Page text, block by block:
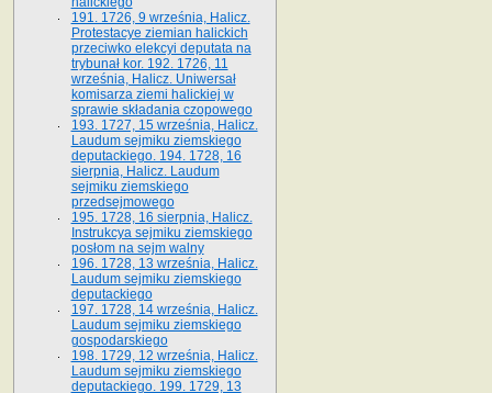
191. 1726, 9 września, Halicz.
Protestacye ziemian halickich
przeciwko elekcyi deputata na
trybunał kor. 192. 1726, 11
września, Halicz. Uniwersał
komisarza ziemi halickiej w
sprawie składania czopowego
193. 1727, 15 września, Halicz.
Laudum sejmiku ziemskiego
deputackiego. 194. 1728, 16
sierpnia, Halicz. Laudum
sejmiku ziemskiego
przedsejmowego
195. 1728, 16 sierpnia, Halicz.
Instrukcya sejmiku ziemskiego
posłom na sejm walny
196. 1728, 13 września, Halicz.
Laudum sejmiku ziemskiego
deputackiego
197. 1728, 14 września, Halicz.
Laudum sejmiku ziemskiego
gospodarskiego
198. 1729, 12 września, Halicz.
Laudum sejmiku ziemskiego
deputackiego. 199. 1729, 13